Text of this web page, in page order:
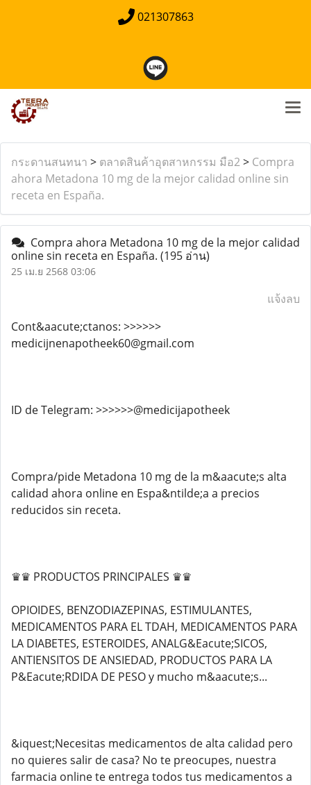
021307863
กระดานสนทนา > ตลาดสินค้าอุตสาหกรรม มือ2> Compra
ahora Metadona 10 mg de la mejor calidad online sin
receta en España.
Compra ahora Metadona 10 mg de la mejor calidad
online sin receta en España. (195 อ่าน)
25 เม.ย 2568 03:06
แจ้งลบ
Cont&aacute;ctanos: >>>>>>
medicijnenapotheek60@gmail.com
ID de Telegram: >>>>>>@medicijapotheek
Compra/pide Metadona 10 mg de la m&aacute;s alta
calidad ahora online en Espa&ntilde;a a precios
reducidos sin receta.
♛♛ PRODUCTOS PRINCIPALES ♛♛
OPIOIDES, BENZODIAZEPINAS, ESTIMULANTES,
MEDICAMENTOS PARA EL TDAH, MEDICAMENTOS PARA
LA DIABETES, ESTEROIDES, ANALG&Eacute;SICOS,
ANTIENSITOS DE ANSIEDAD, PRODUCTOS PARA LA
P&Eacute;RDIDA DE PESO y mucho m&aacute;s...
&iquest;Necesitas medicamentos de alta calidad pero
no quieres salir de casa? No te preocupes, nuestra
farmacia online te entrega todos tus medicamentos a